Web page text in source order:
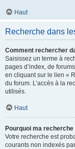
Haut
Recherche dans
Comment rechercher
Saisissez un terme à
pages d’index, de
en cliquant sur le lien «
du forum. L’accès à la
utilisés.
Haut
Pourquoi ma
Votre recherche est
courants non indexés